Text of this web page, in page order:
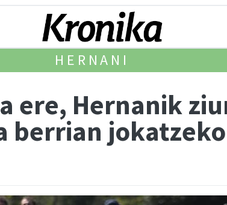
HERNANI
ere, Hernanik
berrian